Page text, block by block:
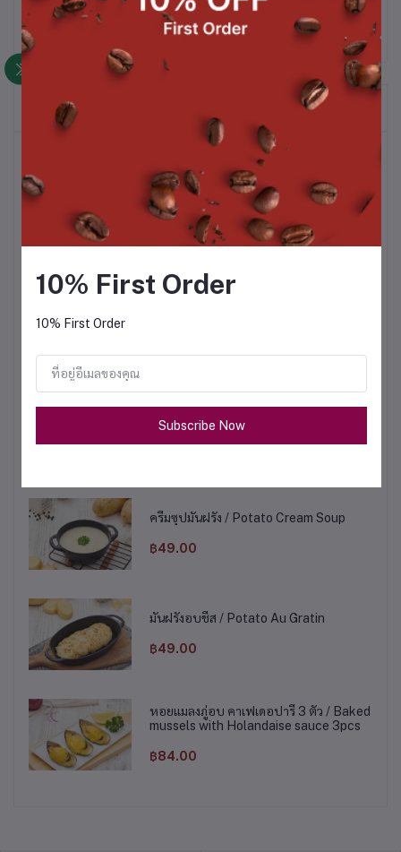
สินค้าที่ซื้อบ่อย
ซุปหัวหอมแบบฝรั่งเศส + ขนมปัง / French
Onion Soup With Baguette
฿49.00
ครีมซุปมะเขือเทศ / Tomato Cream Soup
฿49.00
ครีมซุปมันฝรั่ง / Potato Cream Soup
฿49.00
มันฝรั่งอบชีส / Potato Au Gratin
฿49.00
หอยแมลงภู่อบ คาเฟเดอปารี 3 ตัว / Baked
mussels with Holandaise sauce 3pcs
฿84.00
10% First Order
10% First Order
Subscribe Now